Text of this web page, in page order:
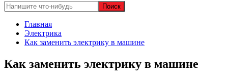
Главная
Электрика
Как заменить электрику в машине
Как заменить электрику в машине